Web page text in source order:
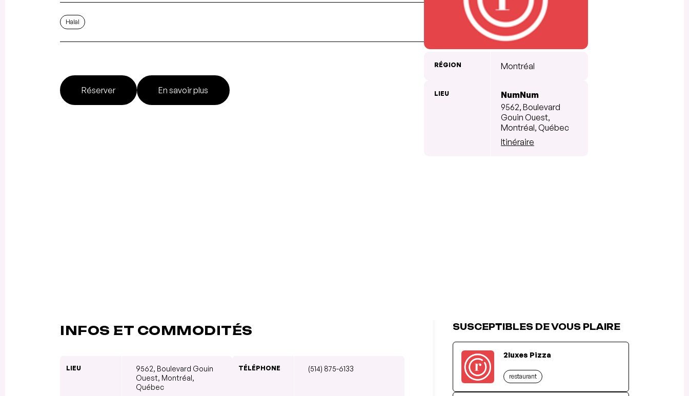
Halal
Réserver En savoir plus
RÉGION Montréal
LIEU
NumNum
9562, Boulevard
Gouin Ouest,
Montréal, Québec
Itinéraire
INFOS ET COMMODITÉS
LIEU
9562, Boulevard Gouin
Ouest, Montréal,
Québec
TÉLÉPHONE (514) 875-6133
SUSCEPTIBLES DE VOUS PLAIRE
2luxes Pizza
restaurant